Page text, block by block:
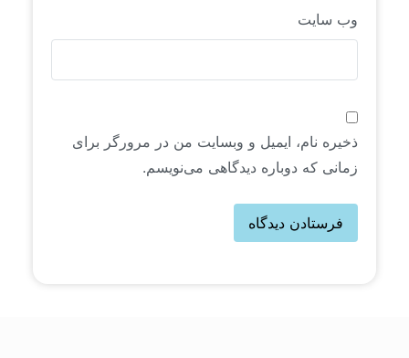
وب‌ سایت
ذخیره نام، ایمیل و وبسایت من در مرورگر برای
زمانی که دوباره دیدگاهی می‌نویسم.